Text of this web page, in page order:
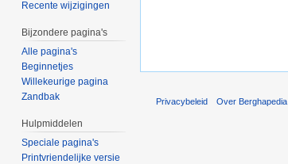
Recente wijzigingen
Bijzondere pagina's
Alle pagina's
Beginnetjes
Willekeurige pagina
Zandbak
Hulpmiddelen
Speciale pagina's
Printvriendelijke versie
Privacybeleid Over Berghapedia